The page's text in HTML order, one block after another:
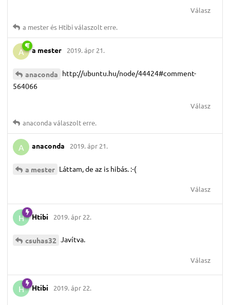
Válasz
a mesterés Htibiválaszolt erre.
A a mester 2019. ápr 21.
anaconda http://ubuntu.hu/node/44424#comment-
564066
Válasz
anaconda válaszolt erre.
A anaconda 2019. ápr 21.
a mester Láttam, de az is hibás. :-(
Válasz
H Htibi 2019. ápr 22.
csuhas32 Javítva.
Válasz
H Htibi 2019. ápr 22.